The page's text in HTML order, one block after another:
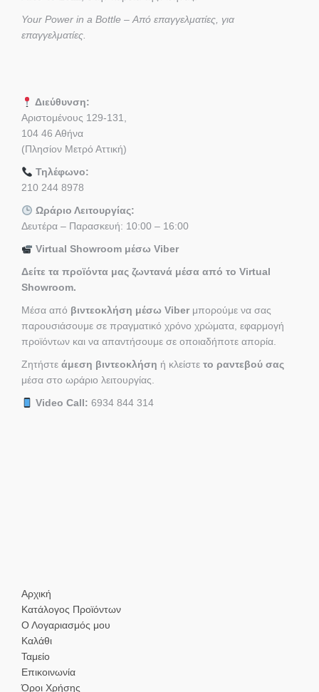
Your Power in a Bottle – Από επαγγελματίες, για
επαγγελματίες.
Διεύθυνση:
Αριστομένους 129-131,
104 46 Αθήνα
(Πλησίον Μετρό Αττική)
Τηλέφωνο:
210 244 8978
Ωράριο Λειτουργίας:
Δευτέρα – Παρασκευή: 10:00 – 16:00
Virtual Showroom μέσω Viber
Δείτε τα προϊόντα μας ζωντανά μέσα από το Virtual
Showroom.
Μέσα από βιντεοκλήση μέσω Viber μπορούμε να σας
παρουσιάσουμε σε πραγματικό χρόνο χρώματα, εφαρμογή
προϊόντων και να απαντήσουμε σε οποιαδήποτε απορία.
Ζητήστε άμεση βιντεοκλήση ή κλείστε το ραντεβού σας
μέσα στο ωράριο λειτουργίας.
Video Call: 6934 844 314
Αρχική
Κατάλογος Προϊόντων
Ο Λογαριασμός μου
Καλάθι
Ταμείο
Επικοινωνία
Όροι Χρήσης